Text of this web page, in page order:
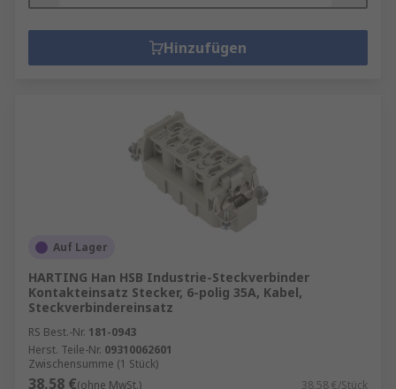
Hinzufügen
Auf Lager
HARTING Han HSB Industrie-Steckverbinder
Kontakteinsatz Stecker, 6-polig 35A, Kabel,
Steckverbindereinsatz
RS Best.-Nr. 181-0943
Herst. Teile-Nr. 09310062601
Zwischensumme (1 Stück)
38,58 €(ohne MwSt.) 38,58 €/Stück